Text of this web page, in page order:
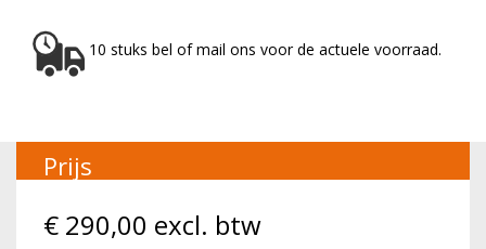
10 stuks bel of mail ons voor de actuele voorraad.
Prijs
€ 290,00 excl. btw